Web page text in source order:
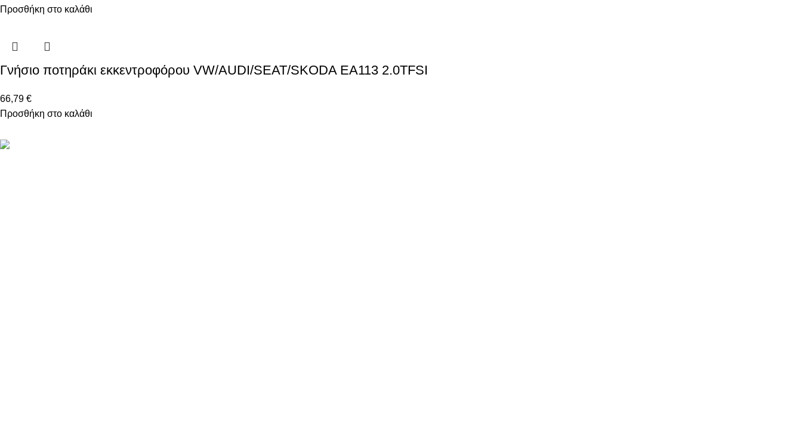
Προσθήκη στο καλάθι
Γνήσιο ποτηράκι εκκεντροφόρου VW/AUDI/SEAT/SKODA EA113 2.0TFSI
66,79 €
Προσθήκη στο καλάθι